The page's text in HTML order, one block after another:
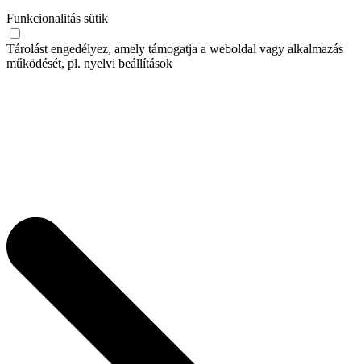
Funkcionalitás sütik
Tárolást engedélyez, amely támogatja a weboldal vagy alkalmazás
működését, pl. nyelvi beállítások